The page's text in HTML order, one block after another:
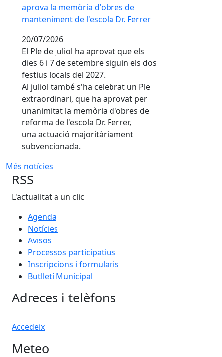
aprova la memòria d'obres de
manteniment de l'escola Dr. Ferrer
20/07/2026
El Ple de juliol ha aprovat que els
dies 6 i 7 de setembre siguin els dos
festius locals del 2027.
Al juliol també s'ha celebrat un Ple
extraordinari, que ha aprovat per
unanimitat la memòria d'obres de
reforma de l'escola Dr. Ferrer,
una actuació majoritàriament
subvencionada.
Més notícies
RSS
L'actualitat a un clic
Agenda
Notícies
Avisos
Processos participatius
Inscripcions i formularis
Butlletí Municipal
Adreces i telèfons
Accedeix
Meteo